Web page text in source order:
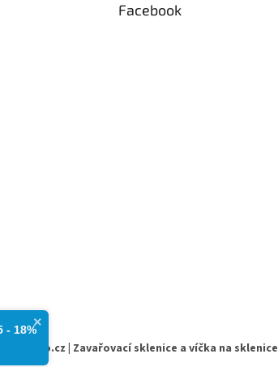
Facebook
| Zavařovací sklenice a víčka na sklenice
×
- 18%​